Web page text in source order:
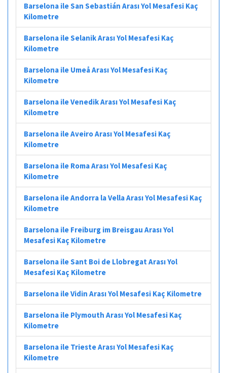
Barselona ile San Sebastián Arası Yol Mesafesi Kaç
Kilometre
Barselona ile Selanik Arası Yol Mesafesi Kaç
Kilometre
Barselona ile Umeå Arası Yol Mesafesi Kaç
Kilometre
Barselona ile Venedik Arası Yol Mesafesi Kaç
Kilometre
Barselona ile Aveiro Arası Yol Mesafesi Kaç
Kilometre
Barselona ile Roma Arası Yol Mesafesi Kaç
Kilometre
Barselona ile Andorra la Vella Arası Yol Mesafesi Kaç
Kilometre
Barselona ile Freiburg im Breisgau Arası Yol
Mesafesi Kaç Kilometre
Barselona ile Sant Boi de Llobregat Arası Yol
Mesafesi Kaç Kilometre
Barselona ile Vidin Arası Yol Mesafesi Kaç Kilometre
Barselona ile Plymouth Arası Yol Mesafesi Kaç
Kilometre
Barselona ile Trieste Arası Yol Mesafesi Kaç
Kilometre